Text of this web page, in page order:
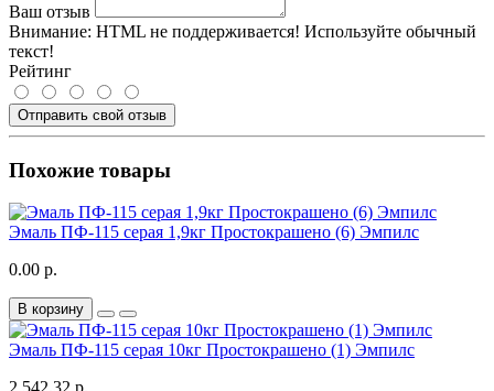
Ваш отзыв
Внимание: HTML не поддерживается! Используйте обычный
текст!
Рейтинг
Отправить свой отзыв
Похожие товары
Эмаль ПФ-115 серая 1,9кг Простокрашено (6) Эмпилс
0.00 р.
В корзину
Эмаль ПФ-115 серая 10кг Простокрашено (1) Эмпилс